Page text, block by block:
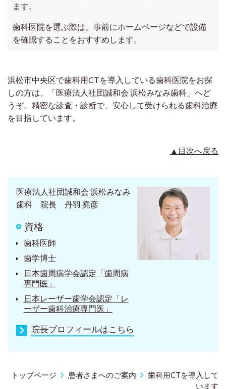
ます。
歯科医院を選ぶ際は、事前にホームページなどで設備
を確認することをおすすめします。
浜松市中央区で歯科用CTを導入している歯科医院をお探
しの方は、「医療法人社団誠和会 浜松みなみ歯科」へど
うぞ。精密な診査・診断で、安心して受けられる歯科治療
を目指しています。
▲目次へ戻る
医療法人社団誠和会 浜松みなみ
歯科 院長 丹羽 堯彦
資格
歯科医師
歯学博士
日本歯周病学会認定「歯周病
専門医」
日本レーザー歯学会認定「レ
ーザー歯科治療専門医」
院長プロフィールはこちら
トップページ 患者さまへのご案内
歯科用CTを導入して
います